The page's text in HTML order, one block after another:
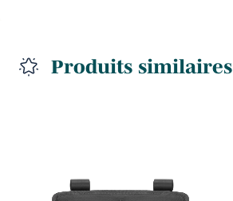
Produits similaires